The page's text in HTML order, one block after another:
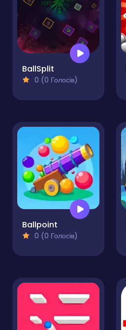
BallSplit
0 (0 Голосів)
Ballpoint
0 (0 Голосів)